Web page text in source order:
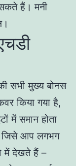
सकते हैं। मनी
सभी मुख्य बोनस
किया गया है,
में समान होता
जिसे आप लगभग
में देखते हैं –